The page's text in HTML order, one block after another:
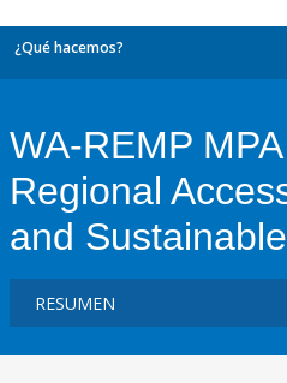
¿Qué hacemos?
WA-REMP
Regional
and